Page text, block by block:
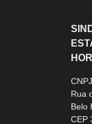
Rua
Belo
CEP